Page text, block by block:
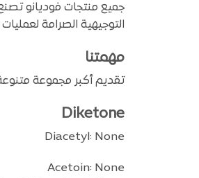
جميع منتجات فوديانو
التوجيهية الصرامة لعمليات GMP (ممارسات التصنيع الجيدة) و SOP (إجراءات التشغيل القياسية).
مهمتنا
تقديم أكبر مجموعة
Diketone
Diacetyl: None
Acetoin: None